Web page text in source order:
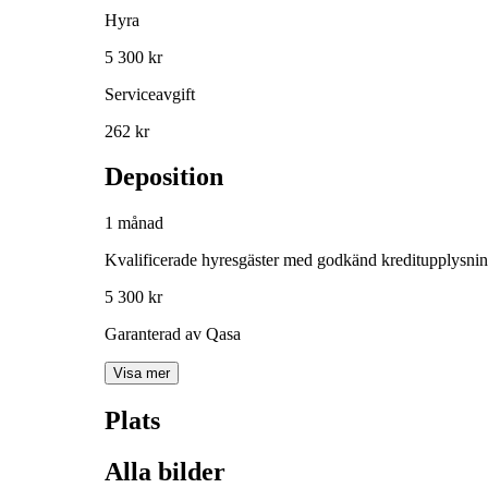
Hyra
5 300 kr
Serviceavgift
262 kr
Deposition
1 månad
Kvalificerade hyresgäster med godkänd
5 300 kr
Garanterad av Qasa
Visa mer
Plats
Alla bilder